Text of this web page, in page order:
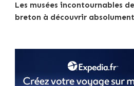
Les musées incontournables
breton à découvrir absolument